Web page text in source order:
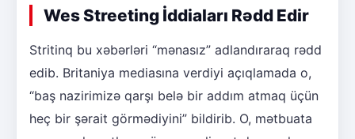
Wes Streeting İddiaları Rədd Edir
Stritinq bu xəbərləri “mənasız” adlandıraraq rədd
edib. Britaniya mediasına verdiyi açıqlamada o,
“baş nazirimizə qarşı belə bir addım atmaq üçün
heç bir şərait görmədiyini” bildirib. O, mətbuata